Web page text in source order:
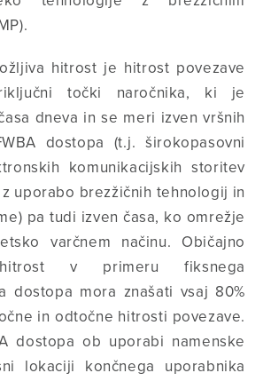
hitrost je hitrost povezave
točki naročnika, ki je
dneva in se meri izven vršnih
dostopa (t.j. širokopasovni
komunikacijskih storitev
uporabo brezžičnih tehnologij in
pa tudi izven časa, ko omrežje
varčnem načinu. Običajno
hitrost v primeru fiksnega
dostopa mora znašati vsaj 80%
in odtočne hitrosti povezave.
dostopa ob uporabi namenske
lokaciji končnega uporabnika